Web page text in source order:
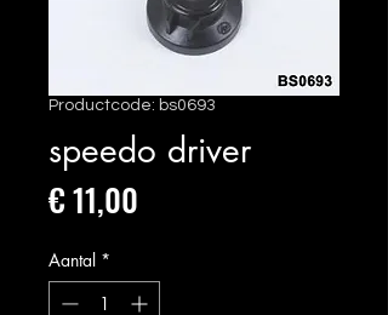
Productcode: bs0693
speedo driver
€ 11,00
Aantal *